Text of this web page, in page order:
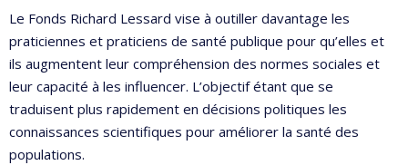
Le Fonds Richard Lessard vise à outiller davantage les
praticiennes et praticiens de santé publique pour qu’elles et
ils augmentent leur compréhension des normes sociales et
leur capacité à les influencer. L’objectif étant que se
traduisent plus rapidement en décisions politiques les
connaissances scientifiques pour améliorer la santé des
populations.